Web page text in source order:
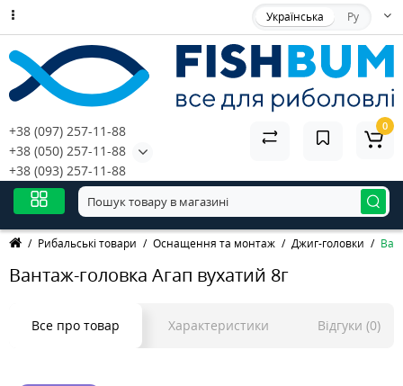
Українська Ру
+38 (097) 257-11-88
+38 (050) 257-11-88
+38 (093) 257-11-88
0
Рибальські товари Оснащення та монтаж Джиг-головки
Вантаж-головка Агап вухатий 8г
Все про товар Характеристики Відгуки (0)